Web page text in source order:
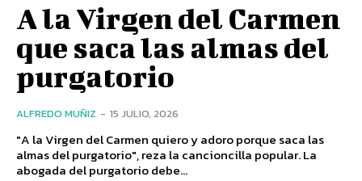
A la Virgen del Carmen
que saca las almas del
purgatorio
ALFREDO MUÑIZ - 15 JULIO, 2026
"A la Virgen del Carmen quiero y adoro porque saca las
almas del purgatorio", reza la cancioncilla popular. La
abogada del purgatorio debe...